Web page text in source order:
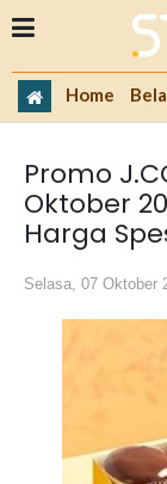
Home
Promo
Oktober
Harga
Selasa, 07 Oktober